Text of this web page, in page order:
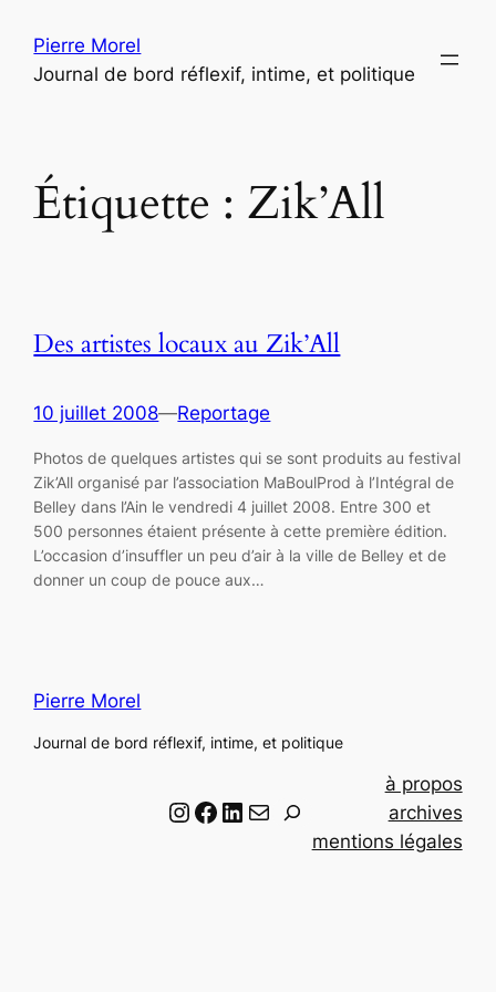
contenu
Pierre Morel
Journal de bord réflexif, intime, et politique
Étiquette : Zik’All
Des artistes locaux au Zik’All
10 juillet 2008—Reportage
Photos de quelques artistes qui se sont produits au festival
Zik’All organisé par l’association MaBoulProd à l’Intégral de
Belley dans l’Ain le vendredi 4 juillet 2008. Entre 300 et
500 personnes étaient présente à cette première édition.
L’occasion d’insuffler un peu d’air à la ville de Belley et de
donner un coup de pouce aux…
Pierre Morel
Journal de bord réflexif, intime, et politique
Instagram Facebook LinkedIn Email
à propos
archives
mentions légales